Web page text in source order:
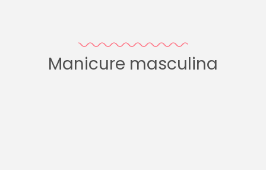
Manicure masculina